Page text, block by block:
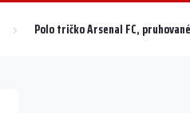
Polo tričko Arsenal FC, pruhované